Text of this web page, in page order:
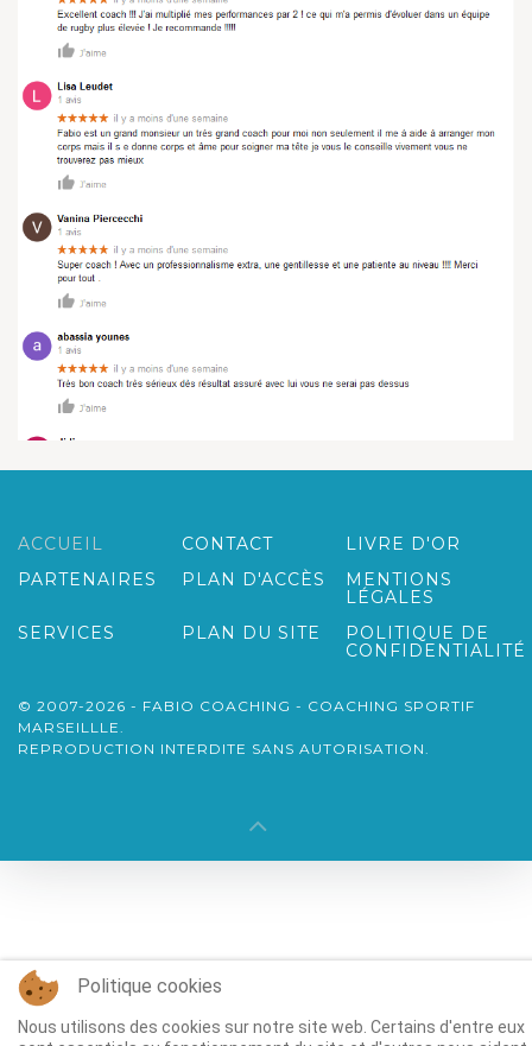
ACCUEIL CONTACT
LIVRE D'OR
PARTENAIRES
PLAN D'ACCÈS
MENTIONS
LÉGALES
SERVICES
PLAN DU SITE
POLITIQUE DE
CONFIDENTIALITÉ
© 2007-2026 - FABIO COACHING - COACHING SPORTIF
MARSEILLLE.
REPRODUCTION INTERDITE SANS AUTORISATION.
Politique cookies
Nous utilisons des cookies sur notre site web. Certains d'entre eux